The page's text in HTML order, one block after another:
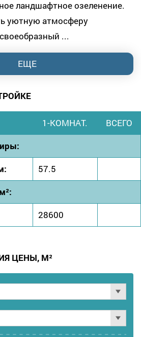
ландшафтное озеленение.
уютную атмосферу
...
ЕЩЕ
1-КОМНАТ.
ВСЕГО
57.5
28600
ЦЕНЫ, М²